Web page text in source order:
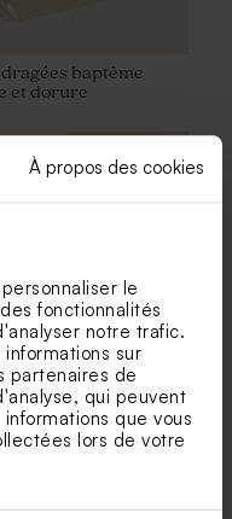
À propos des cookies
le
fonctionnalités
notre trafic.
sur
partenaires de
qui peuvent
que vous
lors de votre
baptême blanche et
baptême
et dorure
baptême
sur fond ligné